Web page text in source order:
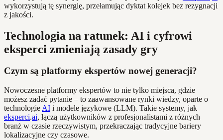
wykorzystują tę synergię, przełamując dyktat kolejek bez rezygnacji
z jakości.
Technologia na ratunek: AI i cyfrowi
eksperci zmieniają zasady gry
Czym są platformy ekspertów nowej generacji?
Nowoczesne platformy ekspertów to nie tylko miejsca, gdzie
możesz zadać pytanie – to zaawansowane rynki wiedzy, oparte o
technologie AI i modele językowe (LLM). Takie systemy, jak
eksperci.ai, łączą użytkowników z profesjonalistami z różnych
branż w czasie rzeczywistym, przekraczając tradycyjne bariery
lokalizacyjne czy czasowe.